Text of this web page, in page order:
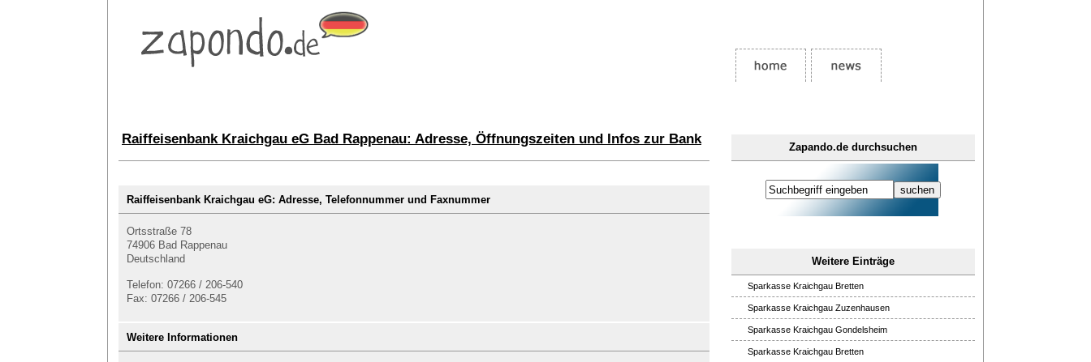
Zapando.de durchsuchen
Weitere Einträge
Sparkasse Kraichgau Bretten
Sparkasse Kraichgau Zuzenhausen
Sparkasse Kraichgau Gondelsheim
Sparkasse Kraichgau Bretten
Raiffeisenbank Kraichgau eG Bad Rappenau: Adresse, Öffnungszeiten und Infos zur Bank
Raiffeisenbank Kraichgau eG: Adresse, Telefonnummer und Faxnummer
Ortsstraße 78
74906 Bad Rappenau
Deutschland
Telefon: 07266 / 206-540
Fax: 07266 / 206-545
Weitere Informationen